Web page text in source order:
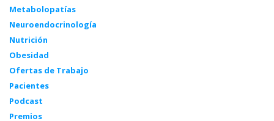
Metabolopatías
Neuroendocrinología
Nutrición
Obesidad
Ofertas de Trabajo
Pacientes
Podcast
Premios